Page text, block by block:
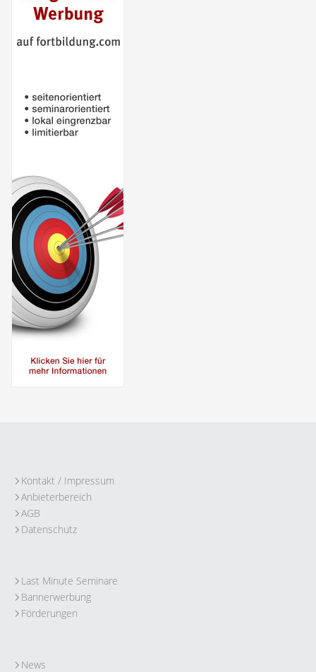
Kontakt / Impressum
Anbieterbereich
AGB
Datenschutz
Last Minute Seminare
Bannerwerbung
Förderungen
News